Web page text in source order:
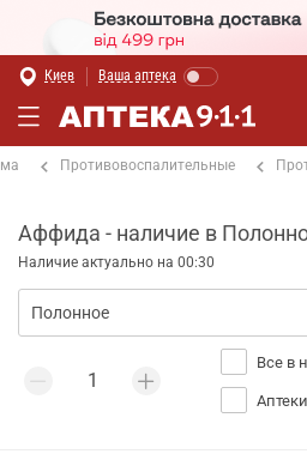
Киев Ваша аптека
Противовоспалительные
Аффида - наличие в
Наличие актуально на 00:30
Все в